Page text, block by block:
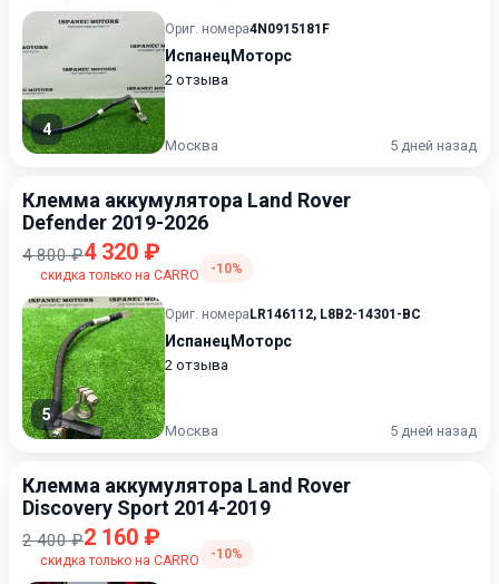
4
Ориг. номера4N0915181F
ИспанецМоторс
2 отзыва
Москва 5 дней назад
Клемма аккумулятора Land Rover
Defender 2019-2026
4 800 ₽4 320 ₽
скидка только на CARRO -10%
5
Ориг. номера LR146112, L8B2-14301-BC
ИспанецМоторс
2 отзыва
Москва 5 дней назад
Клемма аккумулятора Land Rover
Discovery Sport 2014-2019
2 400 ₽2 160 ₽
скидка только на CARRO -10%